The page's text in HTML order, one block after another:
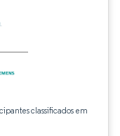
classificados em